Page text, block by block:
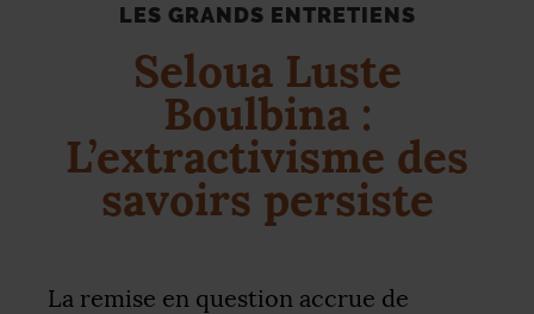
LES GRANDS ENTRETIENS
Seloua Luste
Boulbina :
L’extractivisme des
savoirs persiste
La remise en question accrue de